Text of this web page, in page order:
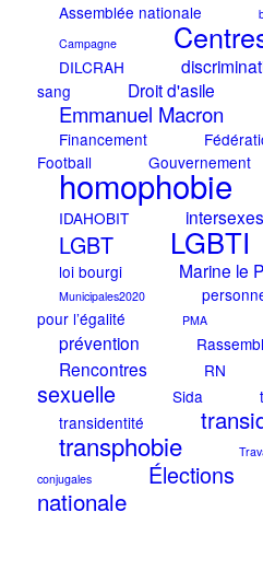
Assemblée nationale
Campagne
DILCRAH
sang
Droit d'asile
Emmanuel Macron
Financement
Football
Gouvernement
homophobie
IDAHOBIT intersexes
LGBT LGBTI
loi bourgi
Marine le
Municipales2020
pour l’égalité
PMA
prévention
Rencontres RN
sexuelle
Sida
transidentité
transphobie
conjugales
Élections
nationale